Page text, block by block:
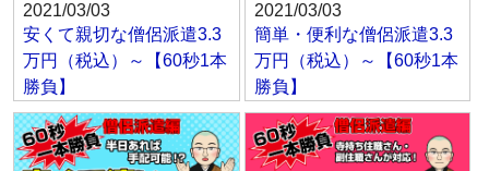
2021/03/03
安くて親切な僧侶派遣3.3
万円（税込）～【60秒1本
勝負】
2021/03/03
簡単・便利な僧侶派遣3.3
万円（税込）～【60秒1本
勝負】